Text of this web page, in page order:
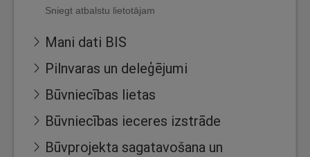
Sniegt atbalstu lietotājam
Mani dati BIS
Pilnvaras un deleģējumi
Būvniecības lietas
Būvniecības ieceres izstrāde
Būvprojekta sagatavošana un